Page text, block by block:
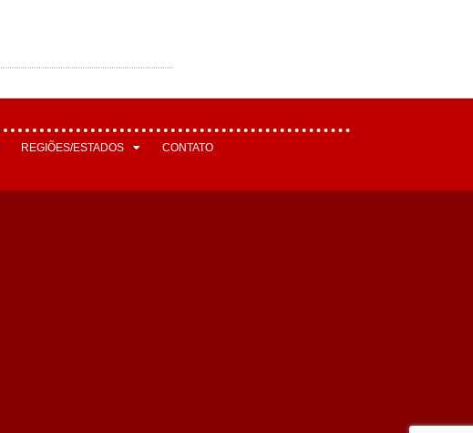
REGIÕES/ESTADOS CONTATO